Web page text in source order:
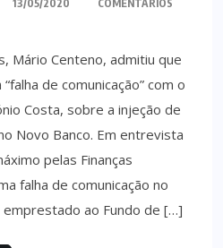
13/05/2020
COMENTÁRIOS
Mário Centeno, admitiu que
de comunicação” com o
Costa, sobre a injeção de
Novo Banco. Em entrevista
pelas Finanças
falha de comunicação no
ao Fundo de […]